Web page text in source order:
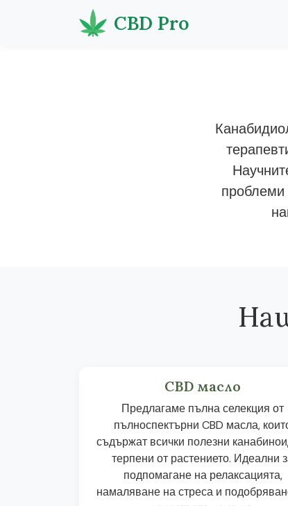
CBD Pro
CBD масло
Предлагаме пълна селекция от
пълноспектърни CBD масла,
съдържат всички полезни
терпени от растението. Идеални
подпомагане на релаксацията,
намаляване на стреса и